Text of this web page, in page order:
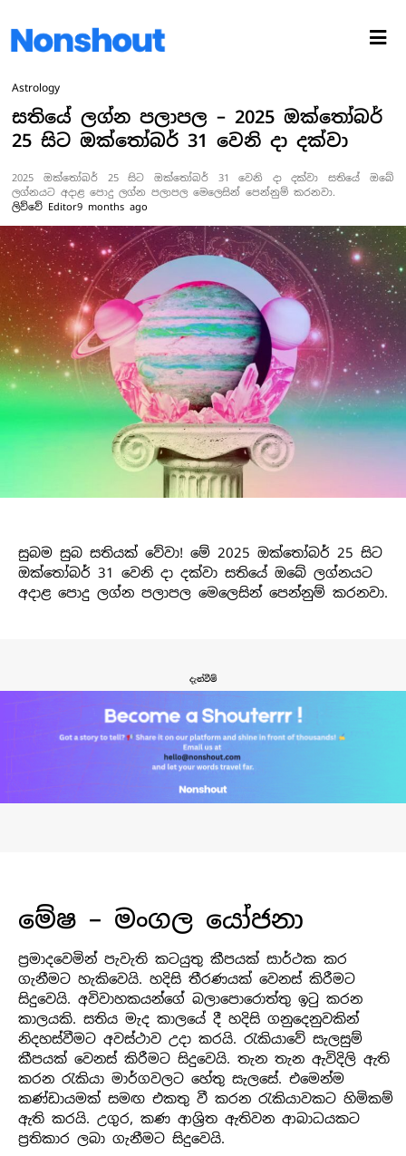
Astrology
සතියේ ලග්න පලාපල – 2025 ඔක්තෝබර්
25 සිට ඔක්තෝබර් 31 වෙනි දා දක්වා
2025 ඔක්තෝබර් 25 සිට ඔක්තෝබර් 31 වෙනි දා දක්වා සතියේ ඔබේ
ලග්නයට අදාළ පොදු ලග්න පලාපල මෙලෙසින් පෙන්නුම් කරනවා.
ලිව්වේ Editor9 months ago
සුබම සුබ සතියක් වේවා! මේ 2025 ඔක්තෝබර් 25 සිට
ඔක්තෝබර් 31 වෙනි දා දක්වා සතියේ ඔබේ ලග්නයට
අදාළ පොදු ලග්න පලාපල මෙලෙසින් පෙන්නුම් කරනවා.
දැන්වීම්
මේෂ – මංගල යෝජනා
ප්‍රමාදවෙමින් පැවැති කටයුතු කීපයක් සාර්ථක කර
ගැනීමට හැකිවෙයි. හදිසි තීරණයක් වෙනස් කිරීමට
සිදුවෙයි. අවිවාහකයන්ගේ බලාපොරොත්තු ඉටු කරන
කාලයකි. සතිය මැද කාලයේ දී හදිසි ගනුදෙනුවකින්
නිදහස්වීමට අවස්ථාව උදා කරයි. රැකියාවේ සැලසුම්
කීපයක් වෙනස් කිරීමට සිදුවෙයි. තැන තැන ඇවිදිලි ඇති
කරන රැකියා මාර්ගවලට හේතු සැලසේ. එමෙන්ම
කණ්ඩායමක් සමඟ එකතු වී කරන රැකියාවකට හිමිකම්
ඇති කරයි. උගුර, කණ ආශි‍්‍රත ඇතිවන ආබාධයකට
ප්‍රතිකාර ලබා ගැනීමට සිදුවෙයි.